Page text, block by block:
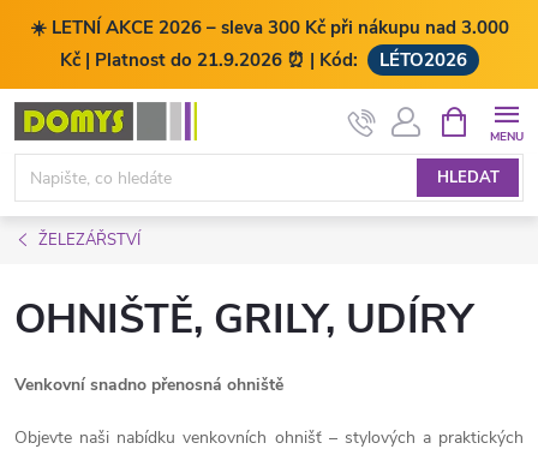
☀️ LETNÍ AKCE 2026 – sleva 300 Kč při nákupu nad 3.000
Kč | Platnost do 21.9.2026 ⏰ | Kód:
LÉTO2026
Přejít
obsah
HLEDAT
NÁKUPNÍ
KOŠÍK
ŽELEZÁŘSTVÍ
OHNIŠTĚ, GRILY, UDÍRY
Venkovní snadno přenosná ohniště
Objevte naši nabídku venkovních ohnišť – stylových a praktických